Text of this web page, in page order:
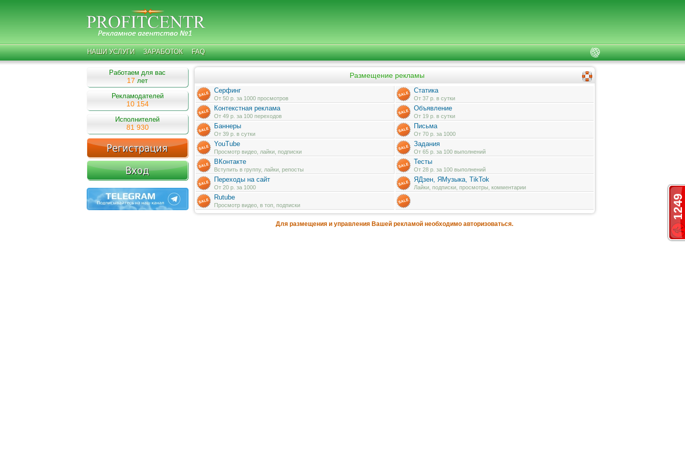
1249
НАШИ УСЛУГИ ЗАРАБОТОК FAQ
Работаем для вас
17 лет
Рекламодателей
10 154
Исполнителей
81 930
Размещение рекламы
Серфинг
От 50 р. за 1000 просмотров
Статика
От 37 р. в сутки
Контекстная реклама
От 49 р. за 100 переходов
Объявление
От 19 р. в сутки
Баннеры
От 39 р. в сутки
Письма
От 70 р. за 1000
YouTube
Просмотр видео, лайки, подписки
Задания
От 65 р. за 100 выполнений
ВКонтакте
Вступить в группу, лайки, репосты
Тесты
От 28 р. за 100 выполнений
Переходы на сайт
От 20 р. за 1000
ЯДзен, ЯМузыка, TikTok
Лайки, подписки, просмотры, комментарии
Rutube
Просмотр видео, в топ, подписки
Для размещения и управления Вашей рекламой необходимо авторизоваться.